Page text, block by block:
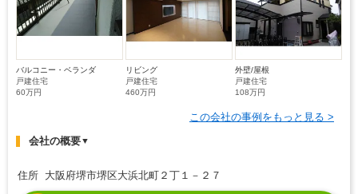
バルコニー・ベランダ
戸建住宅
60万円
リビング
戸建住宅
460万円
外壁/屋根
戸建住宅
108万円
この会社の事例をもっと見る >
会社の概要▼
住所 大阪府堺市堺区大浜北町２丁１－２７